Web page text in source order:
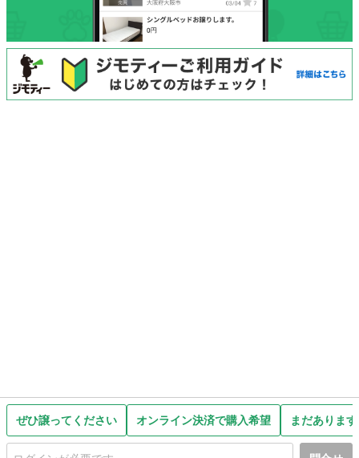
ぜひ譲ってください オンライン決済で購入希望 まだありま